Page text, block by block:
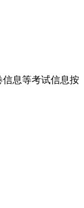
息等考试信息按